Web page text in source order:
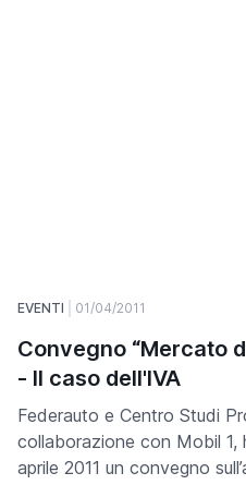
EVENTI 01/04/2011
Convegno “Mercato
- ll caso dell'IVA
Federauto e Centro Studi
collaborazione con Mobil 1,
aprile 2011 un convegno